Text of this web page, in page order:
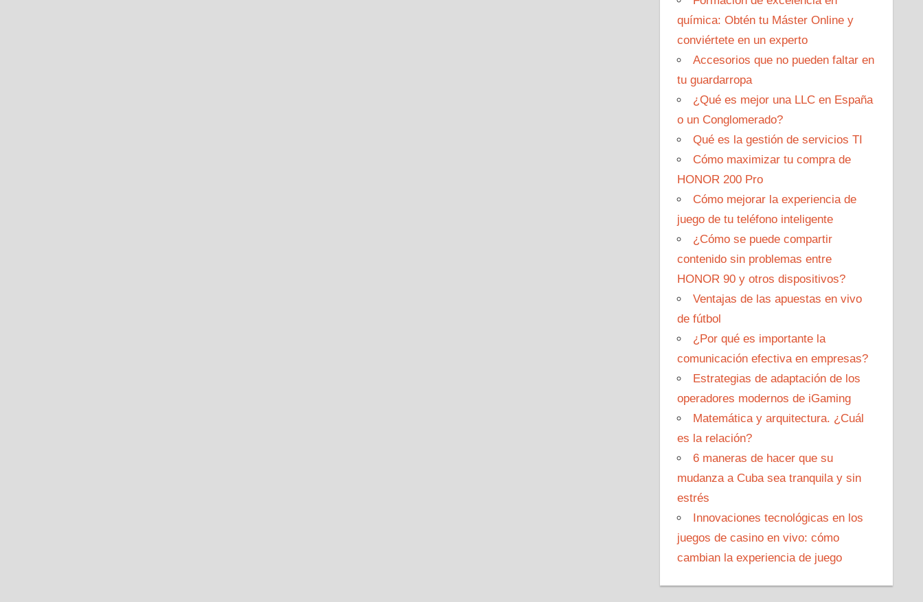
química: Obtén tu Máster Online y
conviértete en un experto
Accesorios que no pueden faltar en
tu guardarropa
¿Qué es mejor una LLC en España
o un Conglomerado?
Qué es la gestión de servicios TI
Cómo maximizar tu compra de
HONOR 200 Pro
Cómo mejorar la experiencia de
juego de tu teléfono inteligente
¿Cómo se puede compartir
contenido sin problemas entre
HONOR 90 y otros dispositivos?
Ventajas de las apuestas en vivo
de fútbol
¿Por qué es importante la
comunicación efectiva en empresas?
Estrategias de adaptación de los
operadores modernos de iGaming
Matemática y arquitectura. ¿Cuál
es la relación?
6 maneras de hacer que su
mudanza a Cuba sea tranquila y sin
estrés
Innovaciones tecnológicas en los
juegos de casino en vivo: cómo
cambian la experiencia de juego